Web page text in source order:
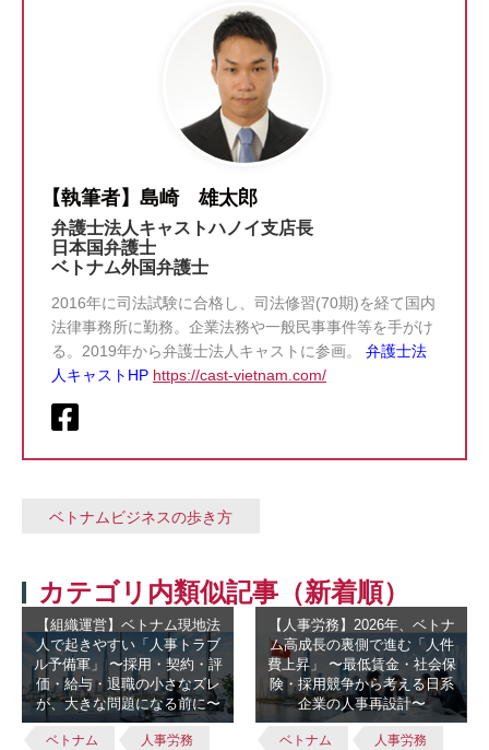
【執筆者】島崎 雄太郎
弁護士法人キャストハノイ支店長
日本国弁護士
ベトナム外国弁護士
2016年に司法試験に合格し、司法修習(70期)を経て国内
法律事務所に勤務。企業法務や一般民事事件等を手がけ
る。2019年から弁護士法人キャストに参画。 弁護士法
人キャストHP https://cast-vietnam.com/
ベトナムビジネスの歩き方
カテゴリ内類似記事（新着順）
【組織運営】ベトナム現地法
人で起きやすい「人事トラブ
ル予備軍」 〜採用・契約・評
価・給与・退職の小さなズレ
が、大きな問題になる前に〜
ベトナム 人事労務
【人事労務】2026年、ベトナ
ム高成長の裏側で進む「人件
費上昇」 〜最低賃金・社会保
険・採用競争から考える日系
企業の人事再設計〜
ベトナム 人事労務